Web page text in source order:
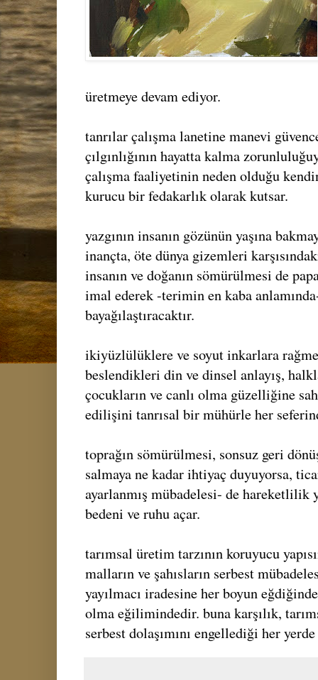
üretmeye devam ediyor.
tanrılar çalışma lanetine manevi
çılgınlığının hayatta kalma
çalışma faaliyetinin neden olduğu
kurucu bir fedakarlık olarak kutsar.
yazgının insanın gözünün yaşına
inançta, öte dünya gizemleri
insanın ve doğanın sömürülmesi de
imal ederek -terimin en kaba
bayağılaştıracaktır.
ikiyüzlülüklere ve soyut inkarlara
beslendikleri din ve dinsel anlayış,
çocukların ve canlı olma güzelliğine
edilişini tanrısal bir mühürle her
toprağın sömürülmesi, sonsuz geri
salmaya ne kadar ihtiyaç duyuyorsa,
ayarlanmış mübadelesi- de hareketlilik
bedeni ve ruhu açar.
tarımsal üretim tarzının koruyucu
malların ve şahısların serbest
yayılmacı iradesine her boyun
olma eğilimindedir. buna karşılık,
serbest dolaşımını engellediği her